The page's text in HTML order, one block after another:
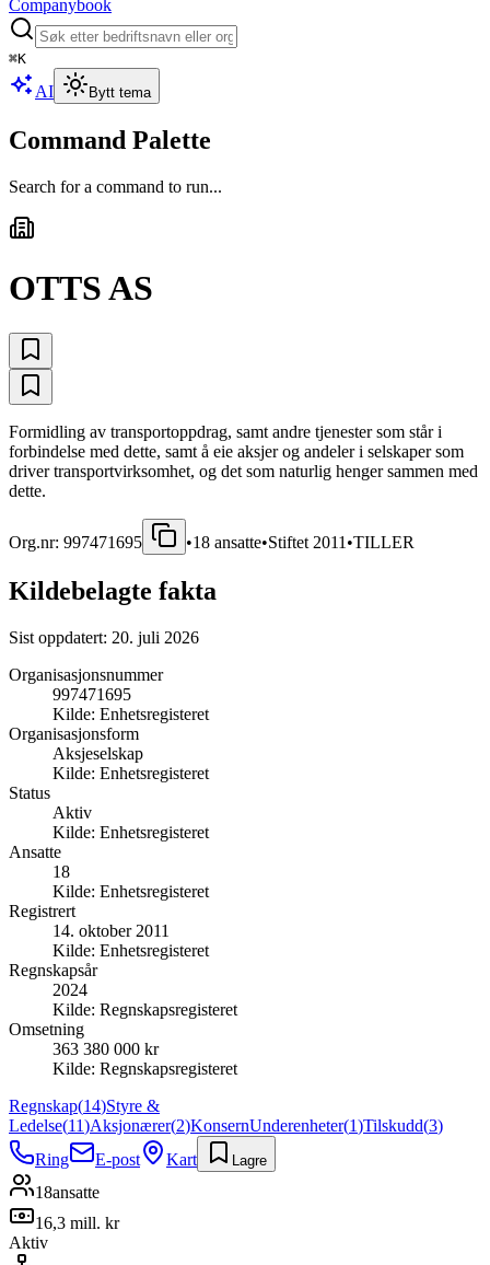
Companybook
⌘K
AI Bytt tema
Command Palette
Search for a command to run...
OTTS AS
Formidling av transportoppdrag, samt andre tjenester som står i
forbindelse med dette, samt å eie aksjer og andeler i selskaper som
driver transportvirksomhet, og det som naturlig henger sammen med
dette.
Org.nr: 997471695 •18 ansatte•Stiftet 2011 •TILLER
Kildebelagte fakta
Sist oppdatert: 20. juli 2026
Organisasjonsnummer
997471695
Kilde: Enhetsregisteret
Organisasjonsform
Aksjeselskap
Kilde: Enhetsregisteret
Status
Aktiv
Kilde: Enhetsregisteret
Ansatte
18
Kilde: Enhetsregisteret
Registrert
14. oktober 2011
Kilde: Enhetsregisteret
Regnskapsår
2024
Kilde: Regnskapsregisteret
Omsetning
363 380 000 kr
Kilde: Regnskapsregisteret
Regnskap(14)Styre &
Ledelse(11)Aksjonærer(2)KonsernUnderenheter(1)Tilskudd(3)
Ring
E-post Kart Lagre
18ansatte
16,3 mill. kr
Aktiv